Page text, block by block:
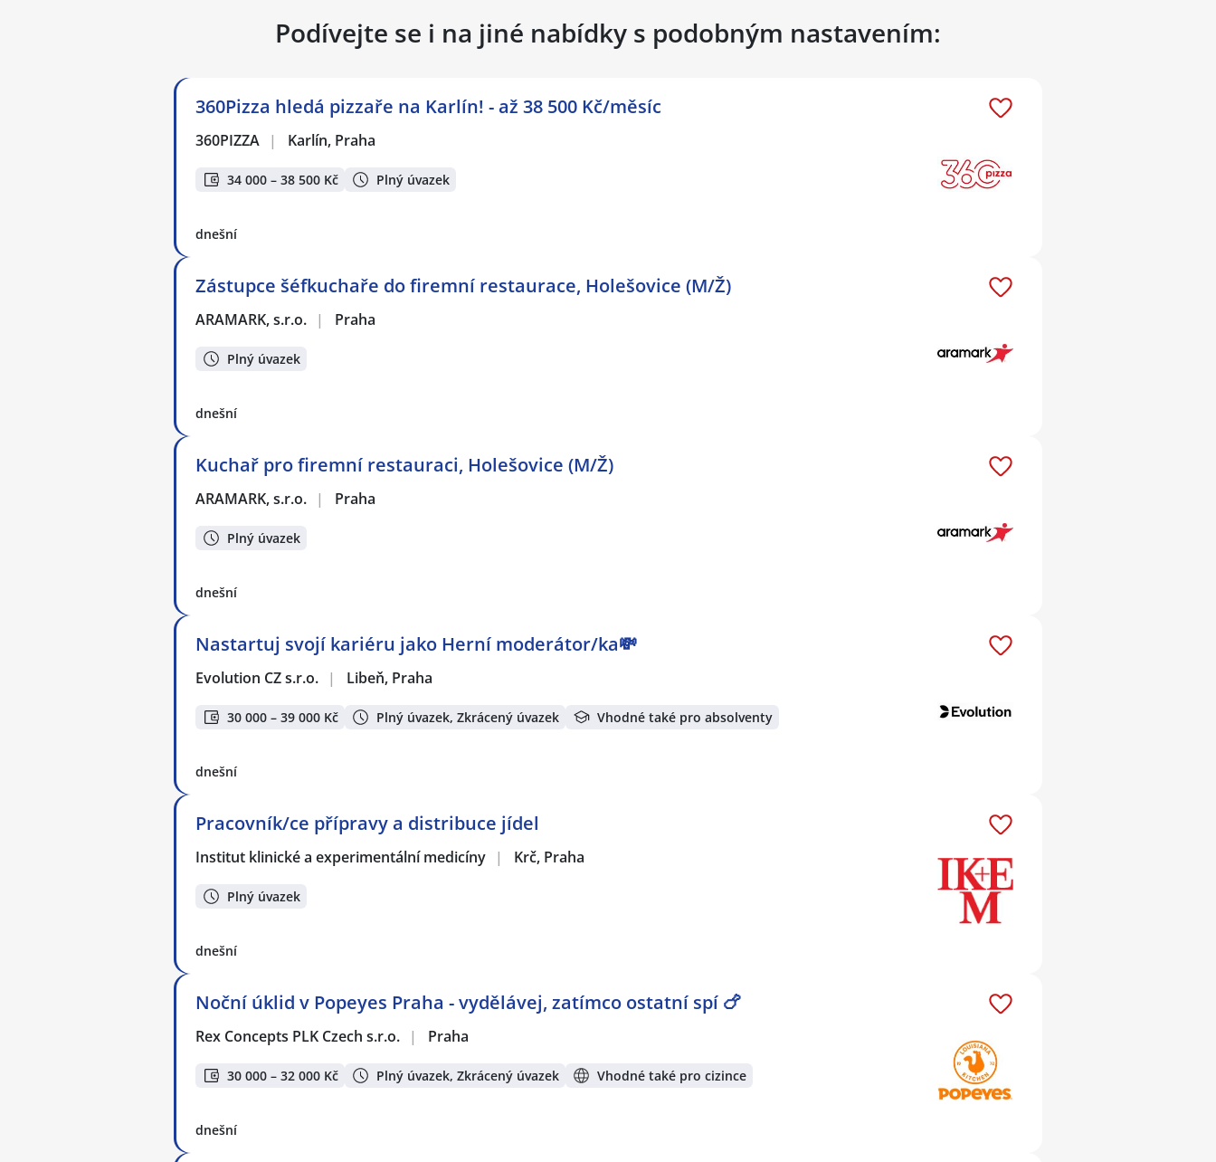
Podívejte se i na jiné nabídky s podobným nastavením:
360Pizza hledá pizzaře na Karlín! - až 38 500 Kč/měsíc
360PIZZA | Karlín, Praha
34 000 – 38 500 Kč Plný úvazek
dnešní
Zástupce šéfkuchaře do firemní restaurace, Holešovice (M/Ž)
ARAMARK, s.r.o. | Praha
Plný úvazek
dnešní
Kuchař pro firemní restauraci, Holešovice (M/Ž)
ARAMARK, s.r.o. | Praha
Plný úvazek
dnešní
Nastartuj svojí kariéru jako Herní moderátor/ka💸
Evolution CZ s.r.o. | Libeň, Praha
30 000 – 39 000 Kč Plný úvazek, Zkrácený úvazek Vhodné také pro absolventy
dnešní
Pracovník/ce přípravy a distribuce jídel
Institut klinické a experimentální medicíny | Krč, Praha
Plný úvazek
dnešní
Noční úklid v Popeyes Praha - vydělávej, zatímco ostatní spí 🍗
Rex Concepts PLK Czech s.r.o. | Praha
30 000 – 32 000 Kč Plný úvazek, Zkrácený úvazek Vhodné také pro cizince
dnešní